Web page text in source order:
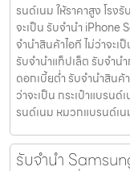
รนด์เนม ให้ราคาสูง โร
จะเป็น รับจำนำ iPhone
จำนำสินค้าไอที ไม่ว่าจะ
รับจำนำแท็ปเล็ต รับจำน
ดอกเบี้ยต่ำ รับจำนำสิน
ว่าจะเป็น กระเป๋าแบรน
รนด์เนม หมวกแบรนด์เ
รับจำนำ